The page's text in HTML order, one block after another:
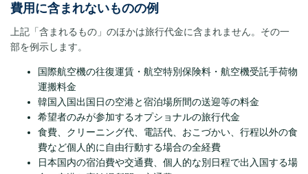
費用に含まれないものの例
上記「含まれるもの」のほかは旅行代金に含まれません。その一
部を例示します。
国際航空機の往復運賃・航空特別保険料・航空機受託手荷物
運搬料金
韓国入国出国日の空港と宿泊場所間の送迎等の料金
希望者のみが参加するオプショナルの旅行代金
食費、クリーニング代、電話代、おこづかい、行程以外の食
費など個人的に自由行動する場合の全経費
日本国内の宿泊費や交通費、個人的な別日程で出入国する場